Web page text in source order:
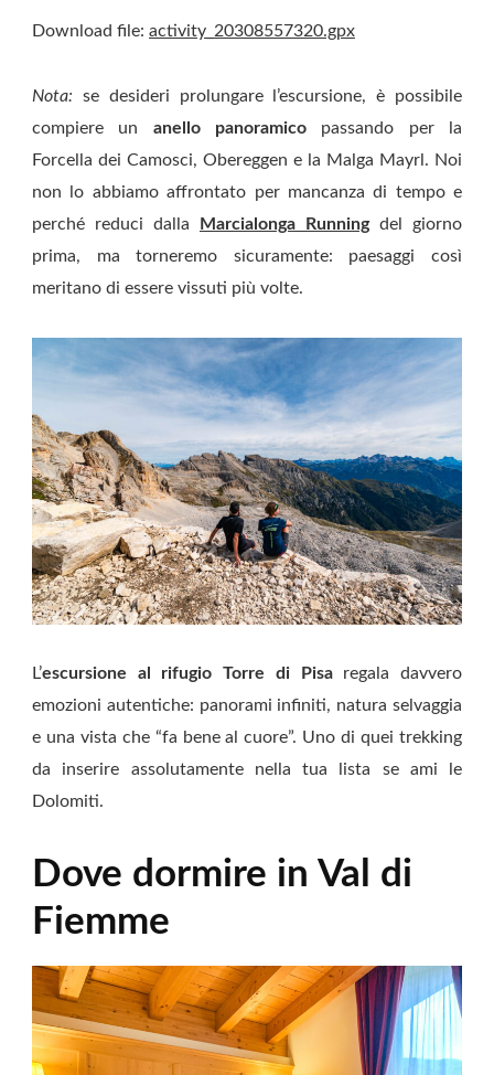
Download file: activity_20308557320.gpx
Nota: se desideri prolungare l’escursione, è possibile
compiere un anello panoramico passando per la
Forcella dei Camosci, Obereggen e la Malga Mayrl. Noi
non lo abbiamo affrontato per mancanza di tempo e
perché reduci dalla
Marcialonga Runningdel giorno
prima, ma torneremo sicuramente: paesaggi così
meritano di essere vissuti più volte.
L’escursione al rifugio Torre di Pisaregala davvero
emozioni autentiche: panorami infiniti, natura selvaggia
e una vista che “fa bene al cuore”. Uno di quei trekking
da inserire assolutamente nella tua lista se ami le
Dolomiti.
Dove dormire in Val di
Fiemme